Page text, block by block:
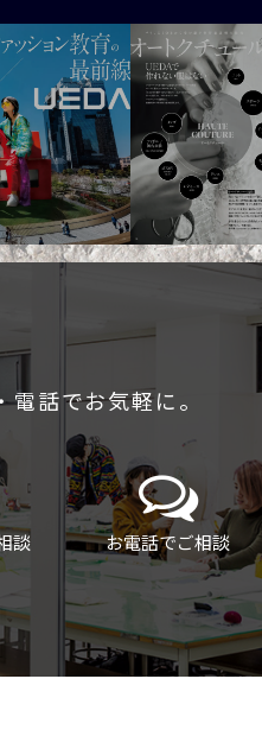
話でお気軽に。
談 お電話でご相談